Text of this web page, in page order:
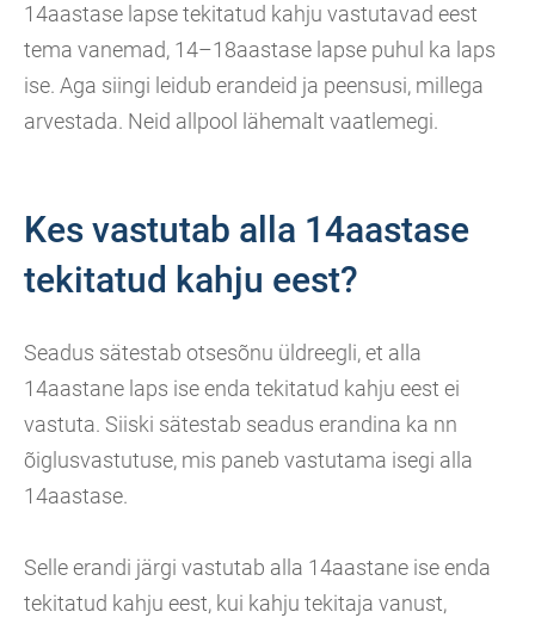
14aastase lapse tekitatud kahju vastutavad eest
tema vanemad, 14–18aastase lapse puhul ka laps
ise. Aga siingi leidub erandeid ja peensusi, millega
arvestada. Neid allpool lähemalt vaatlemegi.
Kes vastutab alla 14aastase
tekitatud kahju eest?
Seadus sätestab otsesõnu üldreegli, et alla
14aastane laps ise enda tekitatud kahju eest ei
vastuta. Siiski sätestab seadus erandina ka nn
õiglusvastutuse, mis paneb vastutama isegi alla
14aastase.
Selle erandi järgi vastutab alla 14aastane ise enda
tekitatud kahju eest, kui kahju tekitaja vanust,